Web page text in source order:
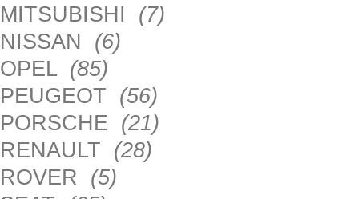
MITSUBISHI (7)
NISSAN (6)
OPEL (85)
PEUGEOT (56)
PORSCHE (21)
RENAULT (28)
ROVER (5)